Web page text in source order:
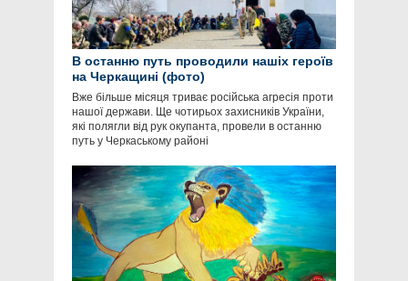
В останню путь проводили нашіх героїв
на Черкащині (фото)
Вже більше місяця триває російська агресія проти
нашої держави. Ще чотирьох захисників України,
які полягли від рук окупанта, провели в останню
путь у Черкаському районі